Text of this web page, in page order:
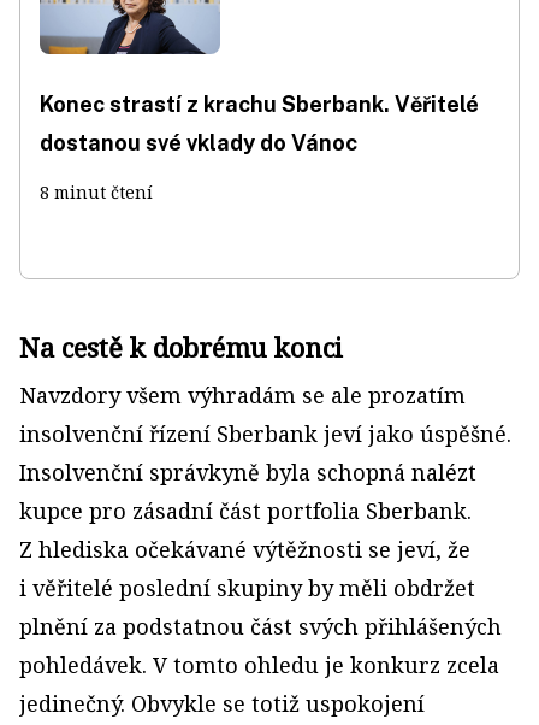
Konec strastí z krachu Sberbank. Věřitelé
dostanou své vklady do Vánoc
8 minut čtení
Na cestě k dobrému konci
Navzdory všem výhradám se ale prozatím
insolvenční řízení Sberbank jeví jako úspěšné.
Insolvenční správkyně byla schopná nalézt
kupce pro zásadní část portfolia Sberbank.
Z hlediska očekávané výtěžnosti se jeví, že
i věřitelé poslední skupiny by měli obdržet
plnění za podstatnou část svých přihlášených
pohledávek. V tomto ohledu je konkurz zcela
jedinečný. Obvykle se totiž uspokojení